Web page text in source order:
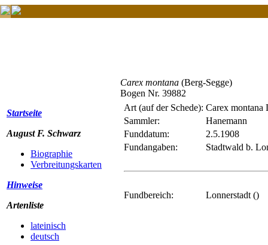
Startseite
August F. Schwarz
Biographie
Verbreitungskarten
Hinweise
Artenliste
lateinisch
deutsch
Carex montana (Berg-Segge)
Bogen Nr. 39882
Art (auf der Schede): Carex montana
Sammler:
Hanemann
Funddatum:
2.5.1908
Fundangaben:
Stadtwald b.
Fundbereich: Lonnerstadt ()